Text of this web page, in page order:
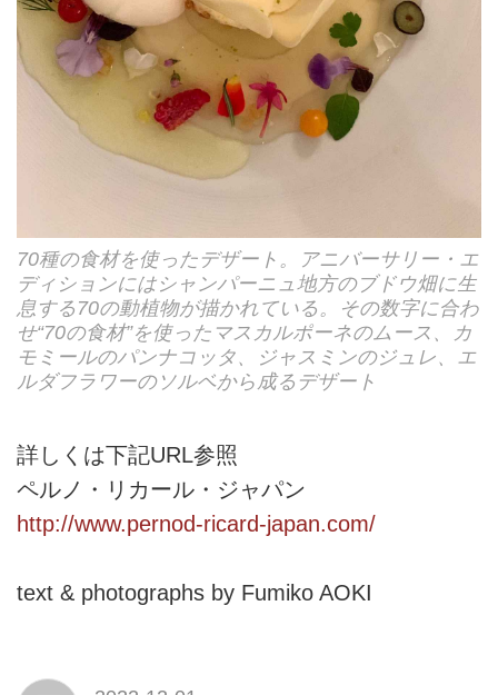
70種の食材を使ったデザート。アニバーサリー・エ
ディションにはシャンパーニュ地方のブドウ畑に生
息する70の動植物が描かれている。その数字に合わ
せ“70の食材”を使ったマスカルポーネのムース、カ
モミールのパンナコッタ、ジャスミンのジュレ、エ
ルダフラワーのソルベから成るデザート
詳しくは下記URL参照
ペルノ・リカール・ジャパン
http://www.pernod-ricard-japan.com/
text & photographs by Fumiko AOKI